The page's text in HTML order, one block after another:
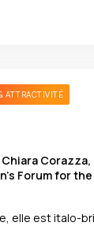
ATTRACTIVITÉ
- Chiara
Forum for
elle est italo-